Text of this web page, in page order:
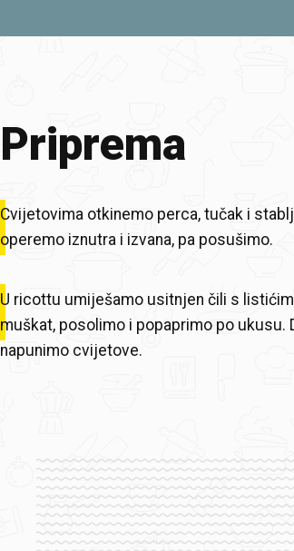
Priprema
Cvijetovima otkinemo perca, tučak i
operemo iznutra i izvana, pa posušimo.
U ricottu umiješamo usitnjen čili s
muškat, posolimo i popaprimo po ukusu.
napunimo cvijetove.